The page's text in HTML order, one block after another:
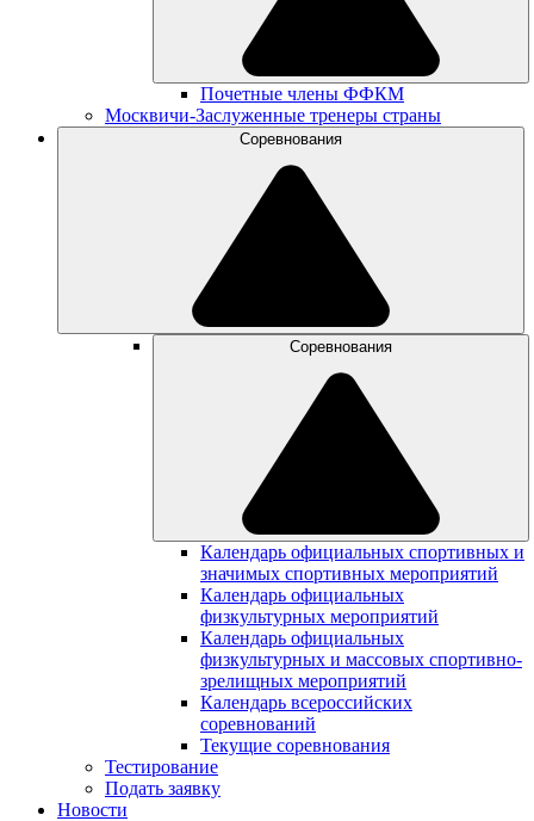
Почетные члены ФФКМ
Москвичи-Заслуженные тренеры страны
Соревнования
Соревнования
Календарь официальных спортивных и
значимых спортивных мероприятий
Календарь официальных
физкультурных мероприятий
Календарь официальных
физкультурных и массовых спортивно-
зрелищных мероприятий
Календарь всероссийских
соревнований
Текущие соревнования
Тестирование
Подать заявку
Новости